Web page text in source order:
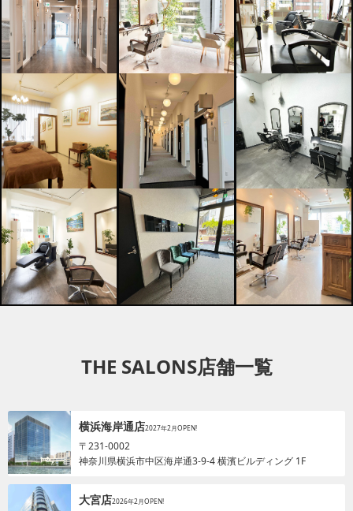
THE SALONS店舗一覧
横浜海岸通店2027年2月OPEN!
〒231-0002
神奈川県横浜市中区海岸通3-9-4 横濱ビルディング 1F
大宮店2026年2月OPEN!